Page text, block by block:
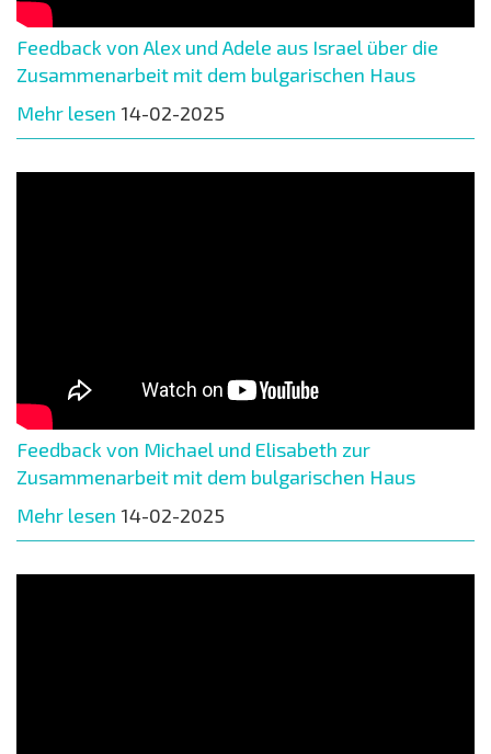
Feedback von Alex und Adele aus Israel über die
Zusammenarbeit mit dem bulgarischen Haus
Mehr lesen 14-02-2025
Feedback von Michael und Elisabeth zur
Zusammenarbeit mit dem bulgarischen Haus
Mehr lesen 14-02-2025